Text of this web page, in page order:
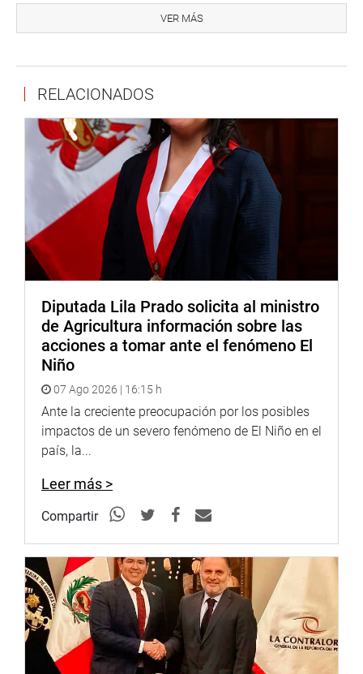
de mesas de trabajo y reuniones técnicas, de la misma
manera se comprometieron a trabajar para poder contar
VER MÁS
RELACIONADOS
Diputada Lila Prado solicita al ministro
de Agricultura información sobre las
acciones a tomar ante el fenómeno El
Niño
07 Ago 2026 | 16:15 h
Ante la creciente preocupación por los posibles
impactos de un severo fenómeno de El Niño en el
país, la...
Leer más >
Compartir